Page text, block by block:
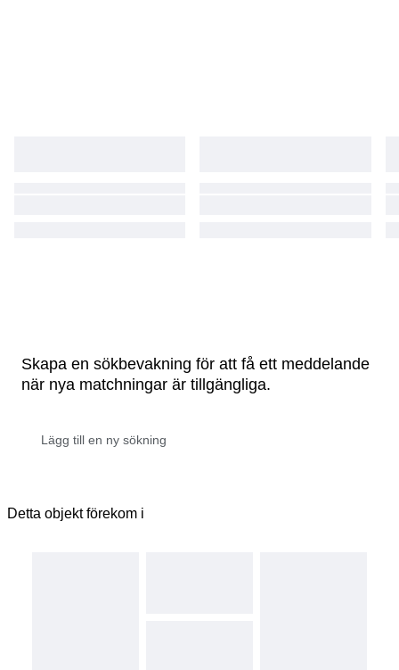
Skapa en sökbevakning för att få ett meddelande
när nya matchningar är tillgängliga.
Detta objekt förekom i